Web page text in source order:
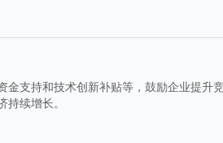
金支持和技术创新补贴等，鼓励企业提升
续增长。